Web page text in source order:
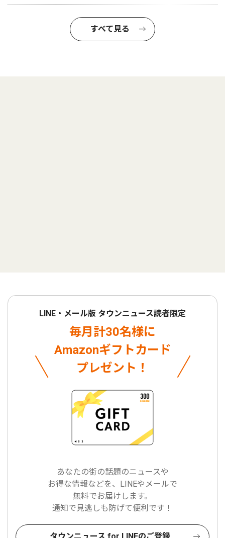
すべて見る
LINE・メール版 タウンニュース読者限定
毎月計30名様に
Amazonギフトカード
プレゼント！
あなたの街の話題のニュースや
お得な情報などを、LINEやメールで
無料でお届けします。
通知で見逃しも防げて便利です！